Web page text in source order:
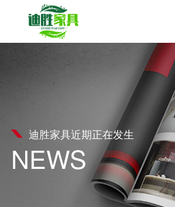
迪胜家具近期正在发生
NEWS